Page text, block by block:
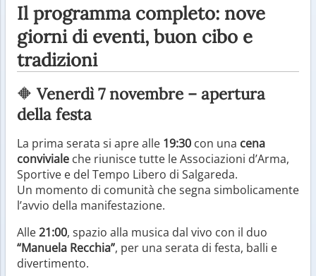
Il programma completo: nove
giorni di eventi, buon cibo e
tradizioni
🔶 Venerdì 7 novembre – apertura
della festa
La prima serata si apre alle 19:30 con una cena
conviviale che riunisce tutte le Associazioni d’Arma,
Sportive e del Tempo Libero di Salgareda.
Un momento di comunità che segna simbolicamente
l’avvio della manifestazione.
Alle21:00, spazio alla musica dal vivo con il duo
“Manuela Recchia”, per una serata di festa, balli e
divertimento.